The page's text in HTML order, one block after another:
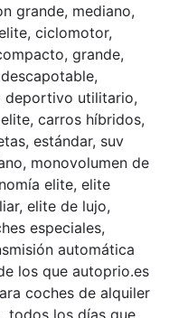
grande, mediano,
ciclomotor,
grande,
deportivo utilitario,
carros híbridos,
estándar, suv
monovolumen de
elite, elite
elite de lujo,
especiales,
automática
los que autoprio.es
coches de alquiler
todos los días que